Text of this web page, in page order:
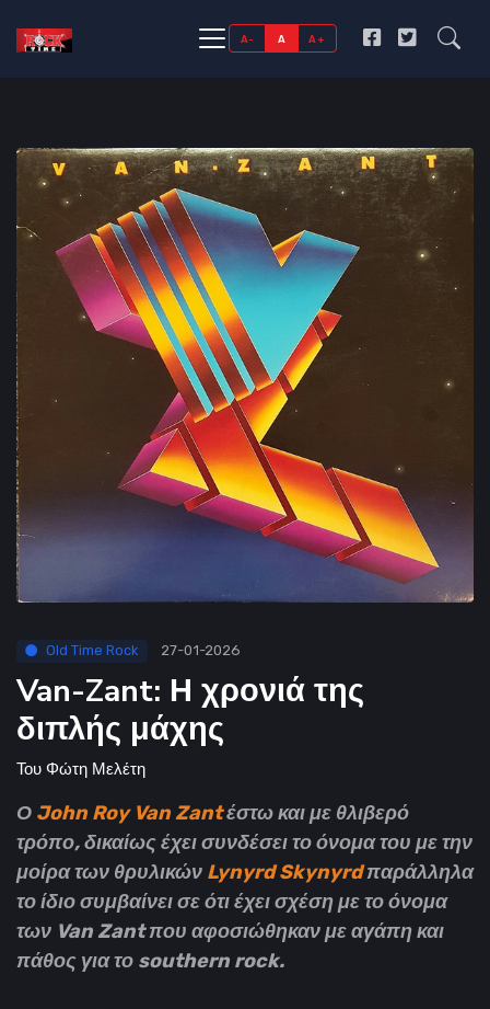
A- A A+
Old Time Rock 27-01-2026
Van-Zant: Η χρονιά της
διπλής μάχης
Του Φώτη Μελέτη
Ο John Roy Van Zantέστω και με θλιβερό
τρόπο, δικαίως έχει συνδέσει το όνομα του με την
μοίρα των θρυλικών Lynyrd Skynyrdπαράλληλα
το ίδιο συμβαίνει σε ότι έχει σχέση με το όνομα
των Van Zant που αφοσιώθηκαν με αγάπη και
πάθος για το southern rock.